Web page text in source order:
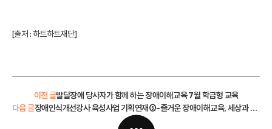
[출처 :하트하트재단]
이전 글발달장애 당사자가 함께 하는 장애이해교육 7월 학급형 교육
장애인식개선강사 육성사업 기획연재③-즐거운 장애이해교육, 세상과 만나는 일
다음 글